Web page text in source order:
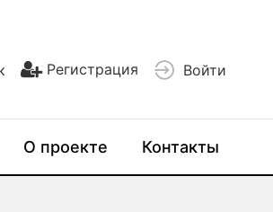
Регистрация Войти
О проекте Контакты